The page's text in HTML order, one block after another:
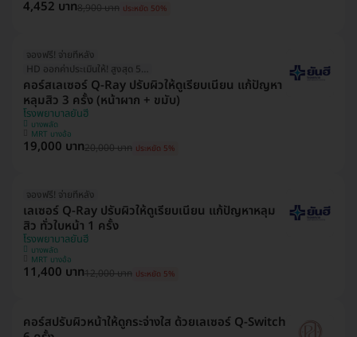
4,452 บาท8,900 บาท ประหยัด 50%
จองฟรี! จ่ายทีหลัง
HD ออกค่าประเมินให้! สูงสุด 500 บ.
คอร์สเลเซอร์ Q-Ray ปรับผิวให้ดูเรียบเนียน แก้ปัญหา
หลุมสิว 3 ครั้ง (หน้าผาก + ขมับ)
โรงพยาบาลยันฮี
บางพลัด
MRT บางอ้อ
19,000 บาท20,000 บาท ประหยัด 5%
จองฟรี! จ่ายทีหลัง
เลเซอร์ Q-Ray ปรับผิวให้ดูเรียบเนียน แก้ปัญหาหลุม
สิว ทั่วใบหน้า 1 ครั้ง
โรงพยาบาลยันฮี
บางพลัด
MRT บางอ้อ
11,400 บาท12,000 บาท ประหยัด 5%
คอร์สปรับผิวหน้าให้ดูกระจ่างใส ด้วยเลเซอร์ Q-Switch